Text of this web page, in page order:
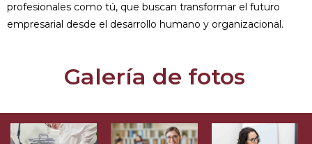
profesionales como tú, que buscan transformar el futuro
empresarial desde el desarrollo humano y organizacional.
Galería de fotos